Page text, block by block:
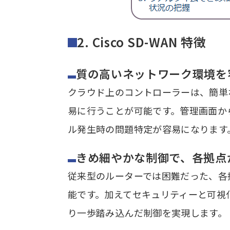
2. Cisco SD-WAN 特徴
質の高いネットワーク環境
クラウド上のコントローラーは、簡
易に行うことが可能です。管理画面
ル発生時の問題特定が容易になります
きめ細やかな制御で、各拠
従来型のルーターでは困難だった、
能です。加えてセキュリティーと可
り一歩踏み込んだ制御を実現します。